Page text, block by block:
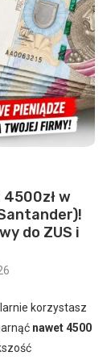
4500zł w
do ZUS i
korzystasz
nawet 4500